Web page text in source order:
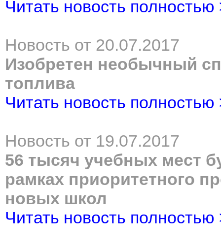
Читать новость полностью
Новость от 20.07.2017
Изобретен необычный
топлива
Читать новость полностью
Новость от 19.07.2017
56 тысяч учебных мест
рамках приоритетного
новых школ
Читать новость полностью